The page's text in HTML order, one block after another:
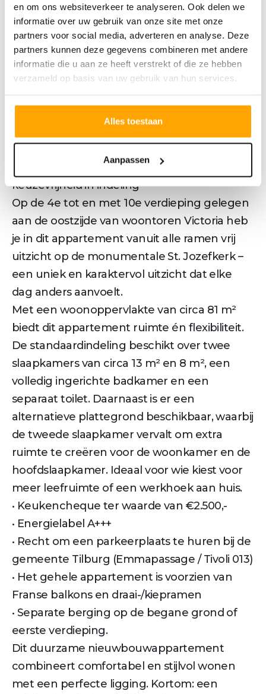
en om ons websiteverkeer te analyseren. Ook delen we
informatie over uw gebruik van onze site met onze
partners voor social media, adverteren en analyse. Deze
partners kunnen deze gegevens combineren met andere
informatie die u aan ze heeft verstrekt of die ze hebben
verzameld op basis van uw gebruik van hun services.
Alles toestaan
Aanpassen
Inmiddels zijn er meer dan 100
appartementen in de toren verkocht. De
bouwcombinatie Van de Ven / Van Schijndel
V.O.F. is in maart gestart met het
aanbrengen van de fundering van het
Type K – Oostelijk gelegen appartement met
keuzevrijheid in indeling
Op de 4e tot en met 10e verdieping gelegen
aan de oostzijde van woontoren Victoria heb
je in dit appartement vanuit alle ramen vrij
uitzicht op de monumentale St. Jozefkerk –
een uniek en karaktervol uitzicht dat elke
dag anders aanvoelt.
Met een woonoppervlakte van circa 81 m²
biedt dit appartement ruimte én flexibiliteit.
De standaardindeling beschikt over twee
slaapkamers van circa 13 m² en 8 m², een
volledig ingerichte badkamer en een
separaat toilet. Daarnaast is er een
alternatieve plattegrond beschikbaar, waarbij
de tweede slaapkamer vervalt om extra
ruimte te creëren voor de woonkamer en de
hoofdslaapkamer. Ideaal voor wie kiest voor
meer leefruimte of een werkhoek aan huis.
• Keukencheque ter waarde van €2.500,-
• Energielabel A+++
• Recht om een parkeerplaats te huren bij de
gemeente Tilburg (Emmapassage / Tivoli 013)
• Het gehele appartement is voorzien van
Franse balkons en draai-/kiepramen
• Separate berging op de begane grond of
eerste verdieping.
Dit duurzame nieuwbouwappartement
combineert comfortabel en stijlvol wonen
met een perfecte ligging. Kortom: een